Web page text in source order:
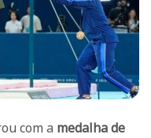
com a medalha de